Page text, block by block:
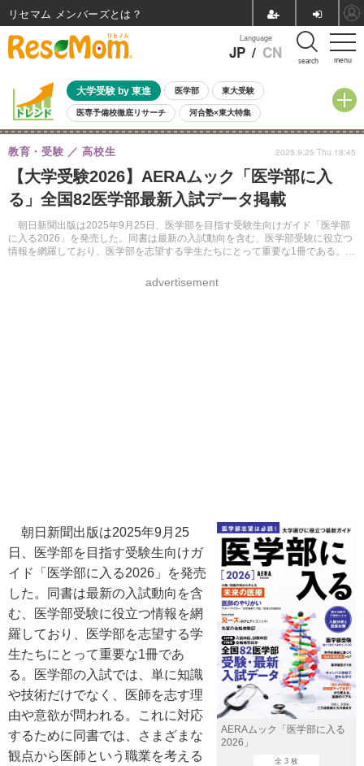
menu
Language
JP / CN search
大学受験 by 東進 医学部 東大受験
医専予備校徹底リサーチ 河合塾×東大特集
親子で考える大学選び 高校受験 中学受験 小学校受験
共通テスト 夏休み
8月開催イベント・WS 全国公立高校 過去問 人気記事
自由研究教材（小学生向け） 自由研究教材（中学生向け） ランキング
【大学受験2026】AERAムック「医学部に入
る」全国82医学部最新入試データ掲載
朝日新聞出版は2025年9月25日、医学部を目指す受験生向けガイド「医学部
に入る2026」を発売した。同書は最新の入試動向を含む、医学部受験に役立つ
情報を網羅しており、医学部を志望する学生たちにとって重要な1冊である。さ
教育・受験 高校生
advertisement
2025.9.25 Thu 18:45
AERAムック「医学部に入る
2026」
全 3 枚
朝日新聞出版は2025年9月25
日、医学部を目指す受験生向けガ
イド「医学部に入る2026」を発売
した。同書は最新の入試動向を含
む、医学部受験に役立つ情報を網
羅しており、医学部を志望する学
生たちにとって重要な1冊であ
る。医学部の入試では、単に知識
や技術だけでなく、医師を志す理
由や意欲が問われる。これに対応
するために同書では、さまざまな
観点から医師という職業を考える
リセマム メンバーズ